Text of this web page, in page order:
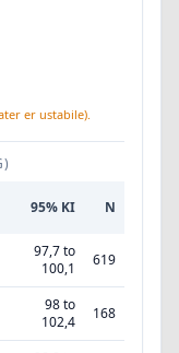
er ustabile).
95% KI N
97,7 to
100,1
619
98 to
102,4
168